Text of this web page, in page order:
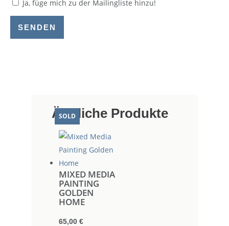
Ja, füge mich zu der Mailingliste hinzu!
SENDEN
Ähnliche Produkte
MIXED MEDIA
PAINTING
GOLDEN
HOME
65,00 €
SOLD
SOLD